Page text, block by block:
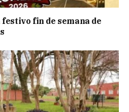
fin de semana de